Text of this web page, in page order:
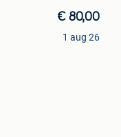
€ 80,00
1 aug 26